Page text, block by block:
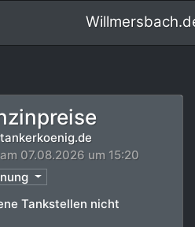
07.08.2026 um 15:20
Tankstellen nicht